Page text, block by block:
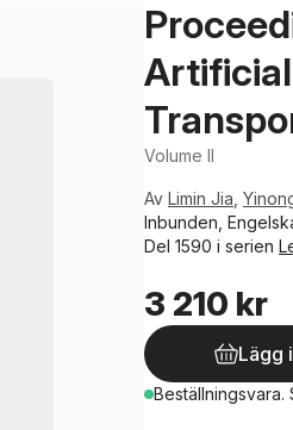
Volume II
Av Limin Jia
Inbunden,
Del 1590 i serien
3 210 kr
Lägg
Beställningsvara.